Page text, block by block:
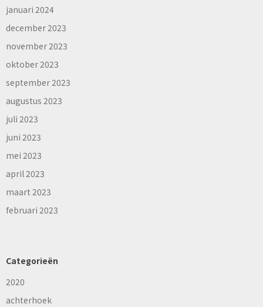
januari 2024
december 2023
november 2023
oktober 2023
september 2023
augustus 2023
juli 2023
juni 2023
mei 2023
april 2023
maart 2023
februari 2023
Categorieën
2020
achterhoek